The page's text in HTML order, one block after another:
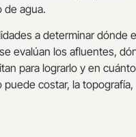
de agua.
a determinar dónde
evalúan los afluentes,
para lograrlo y en cuánto
costar, la topografía,